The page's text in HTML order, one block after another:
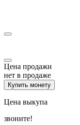
Цена продажи
нет в продаже
Купить монету
Цена выкупа
звоните!